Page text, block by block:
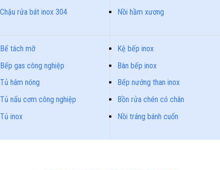
Chậu rửa bát inox 304
Nồi hầm xương
Bể tách mỡ
Bếp gas công nghiệp
Tủ hâm nóng
Tủ nấu cơm công nghiệp
Tủ inox
Kệ bếp inox
Bàn bếp inox
Bếp nướng than inox
Bồn rửa chén có chân
Nồi tráng bánh cuốn